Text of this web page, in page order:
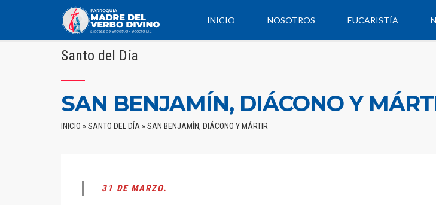
INICIO NOSOTROS EUCARISTÍA
Santo del Día
SAN BENJAMÍN, DIÁCONO Y
INICIO »SANTO DEL DÍA »SAN BENJAMÍN, DIÁCONO Y MÁRTIR
31 DE MARZO.